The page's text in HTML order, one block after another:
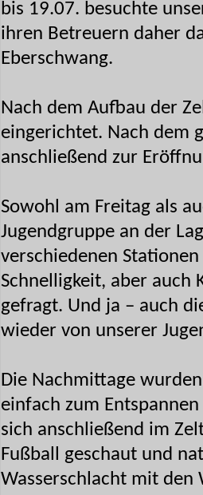
bis 19.07. besuchte
ihren Betreuern daher
Eberschwang.
Nach dem Aufbau der
eingerichtet. Nach dem
anschließend zur
Sowohl am Freitag als
Jugendgruppe an der
verschiedenen
Schnelligkeit, aber auch
gefragt. Und ja – auch
wieder von unserer
Die Nachmittage
einfach zum
sich anschließend im
Fußball geschaut und
Wasserschlacht mit den